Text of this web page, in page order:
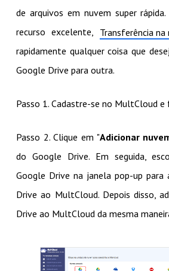
de arquivos em nuvem super
recurso excelente, Transferência na
rapidamente qualquer coisa que
Google Drive para outra.
Passo 1. Cadastre-se no MultCloud e
Passo 2. Clique em "Adicionar
do Google Drive. Em seguida,
Google Drive na janela pop-up para
Drive ao MultCloud. Depois disso,
Drive ao MultCloud da mesma